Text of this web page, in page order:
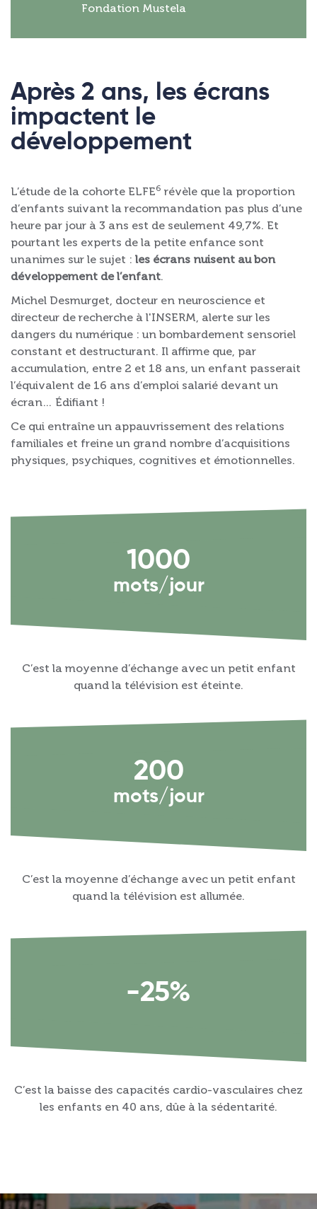
Fondation Mustela
Après 2 ans, les écrans
impactent le
développement
L’étude de la cohorte ELFE6 révèle que la proportion
d’enfants suivant la recommandation pas plus d’une
heure par jour à 3 ans est de seulement 49,7%. Et
pourtant les experts de la petite enfance sont
unanimes sur le sujet : les écrans nuisent au bon
développement de l’enfant.
Michel Desmurget, docteur en neuroscience et
directeur de recherche à l'INSERM, alerte sur les
dangers du numérique : un bombardement sensoriel
constant et destructurant. Il affirme que, par
accumulation, entre 2 et 18 ans, un enfant passerait
l’équivalent de 16 ans d’emploi salarié devant un
écran… Édifiant !
Ce qui entraîne un appauvrissement des relations
familiales et freine un grand nombre d’acquisitions
physiques, psychiques, cognitives et émotionnelles.
1000
mots/jour
C’est la moyenne d’échange avec un petit enfant
quand la télévision est éteinte.
200
mots/jour
C’est la moyenne d’échange avec un petit enfant
quand la télévision est allumée.
-25%
C’est la baisse des capacités cardio-vasculaires chez
les enfants en 40 ans, dûe à la sédentarité.